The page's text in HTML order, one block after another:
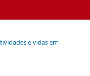
e vidas em